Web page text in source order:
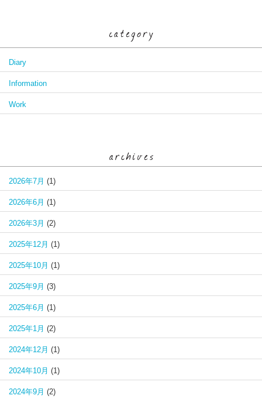
Diary
Information
Work
2026年7月 (1)
2026年6月 (1)
2026年3月 (2)
2025年12月 (1)
2025年10月 (1)
2025年9月 (3)
2025年6月 (1)
2025年1月 (2)
2024年12月 (1)
2024年10月 (1)
2024年9月 (2)